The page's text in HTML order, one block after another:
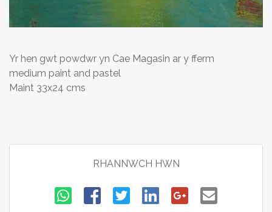
Yr hen gwt powdwr yn Cae Magasin ar y fferm
medium paint and pastel
Maint 33x24 cms
RHANNWCH HWN